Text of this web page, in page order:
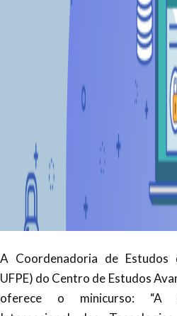
A Coordenadoria de Estudos
UFPE) do Centro de Estudos
oferece o minicurso: “A